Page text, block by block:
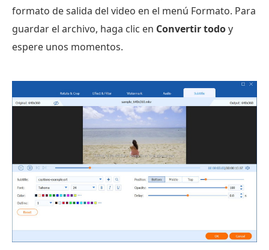
formato de salida del video en el menú Formato. Para
guardar el archivo, haga clic en Convertir todoy
espere unos momentos.